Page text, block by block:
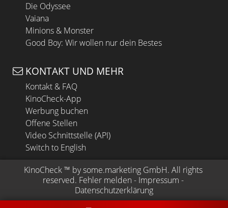
Die Odyssee
Vaiana
Minions & Monster
Good Boy: Wir wollen nur dein Bestes
KONTAKT UND MEHR
Kontakt & FAQ
KinoCheck-App
Werbung buchen
Offene Stellen
Video Schnittstelle (API)
Switch to English
KinoCheck ™ by some.marketing GmbH. All rights
reserved. Fehler melden - Impressum -
Datenschutzerklärung